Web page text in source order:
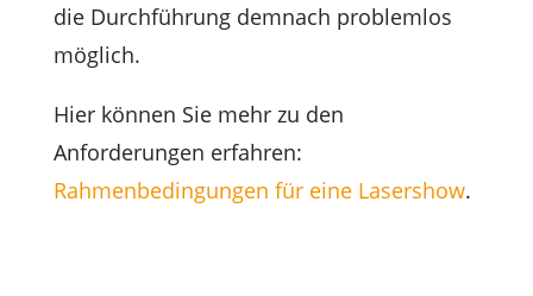
die Durchführung demnach problemlos
möglich.
Hier können Sie mehr zu den
Anforderungen erfahren:
Rahmenbedingungen für eine Lasershow.